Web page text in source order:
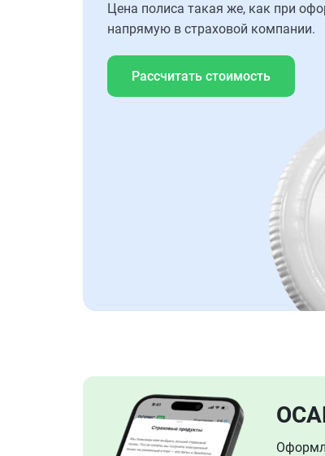
Цена полиса такая же, как при
напрямую в страховой компании.
Рассчитать стоимость